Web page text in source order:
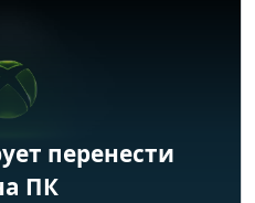
перенести
ПК